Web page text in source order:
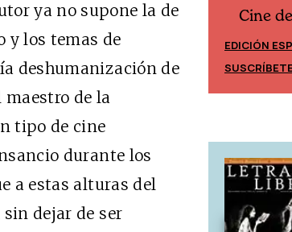
ya no supone la de
y los temas de
deshumanización de
de la
tipo de cine
durante los
a estas alturas del
dejar de ser
Cine desde los márgenes
MÉXICO
Cine
EDICIÓN